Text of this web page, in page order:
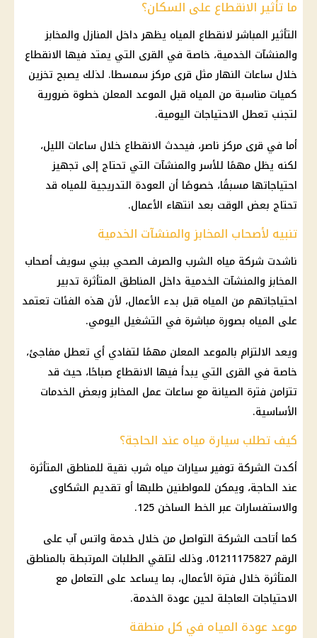
ما تأثير الانقطاع على السكان؟
التأثير المباشر لانقطاع المياه يظهر داخل المنازل والمخابز
والمنشآت الخدمية، خاصة في القرى التي يمتد فيها الانقطاع
خلال ساعات النهار مثل قرى مركز سمسطا. لذلك يصبح تخزين
كميات مناسبة من المياه قبل الموعد المعلن خطوة ضرورية
لتجنب تعطل الاحتياجات اليومية.
أما في قرى مركز ناصر، فيحدث الانقطاع خلال ساعات الليل،
لكنه يظل مهمًا للأسر والمنشآت التي تحتاج إلى تجهيز
احتياجاتها مسبقًا، خصوصًا أن العودة التدريجية للمياه قد
تحتاج بعض الوقت بعد انتهاء الأعمال.
تنبيه لأصحاب المخابز والمنشآت الخدمية
ناشدت شركة مياه الشرب والصرف الصحي ببني سويف أصحاب
المخابز والمنشآت الخدمية داخل المناطق المتأثرة تدبير
احتياجاتهم من المياه قبل بدء الأعمال، لأن هذه الفئات تعتمد
على المياه بصورة مباشرة في التشغيل اليومي.
ويعد الالتزام بالموعد المعلن مهمًا لتفادي أي تعطل مفاجئ،
خاصة في القرى التي يبدأ فيها الانقطاع صباحًا، حيث قد
تتزامن فترة الصيانة مع ساعات عمل المخابز وبعض الخدمات
الأساسية.
كيف تطلب سيارة مياه عند الحاجة؟
أكدت الشركة توفير سيارات مياه شرب نقية للمناطق المتأثرة
عند الحاجة، ويمكن للمواطنين طلبها أو تقديم الشكاوى
والاستفسارات عبر الخط الساخن 125.
كما أتاحت الشركة التواصل من خلال خدمة واتس آب على
الرقم 01211175827، وذلك لتلقي الطلبات المرتبطة بالمناطق
المتأثرة خلال فترة الأعمال، بما يساعد على التعامل مع
الاحتياجات العاجلة لحين عودة الخدمة.
موعد عودة المياه في كل منطقة